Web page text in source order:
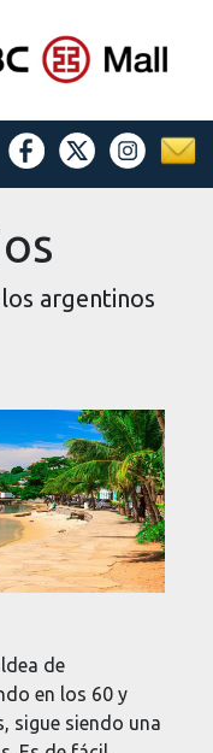
argentinos
de
en los 60 y
sigue siendo una